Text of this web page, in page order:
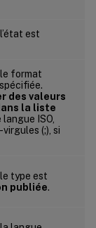
est
format
des valeurs
la liste
ISO,
(;), si
type est
publiée.